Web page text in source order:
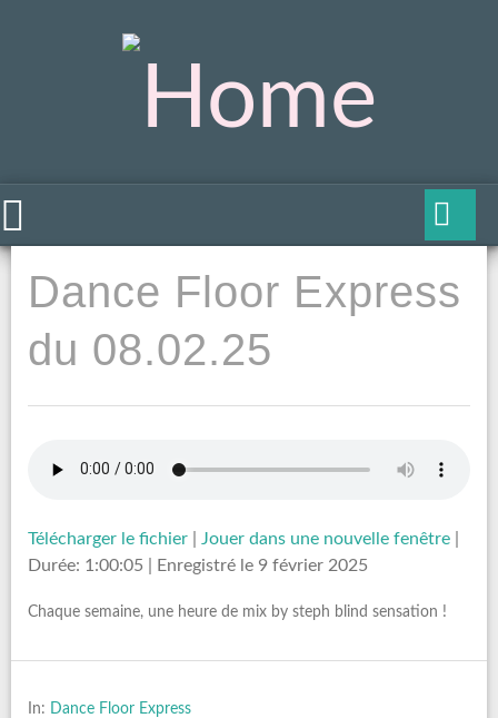
Dance Floor Express
du 08.02.25
Télécharger le fichier Jouer dans une nouvelle fenêtre
Durée: 1:00:05
Enregistré le 9 février 2025
Chaque semaine, une heure de mix by steph blind sensation !
In: Dance Floor Express